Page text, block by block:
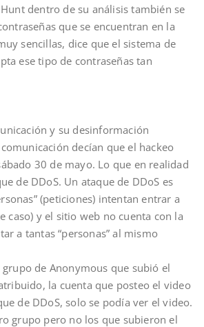
dentro de su análisis también se
que se encuentran en la
sencillas, dice que el sistema de
ese tipo de contraseñas tan
y su desinformación
decían que el hackeo
30 de mayo. Lo que en realidad
de DDoS. Un ataque de DDoS es
(peticiones) intentan entrar a
caso) y el sitio web no cuenta con la
a tantas “personas” al mismo
grupo de Anonymous que subió el
la cuenta que posteo el video
de DDoS, solo se podía ver el video.
grupo pero no los que subieron el